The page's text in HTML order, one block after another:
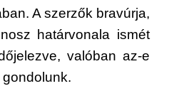
A szerzők bravúrja,
határvonala ismét
valóban az-e